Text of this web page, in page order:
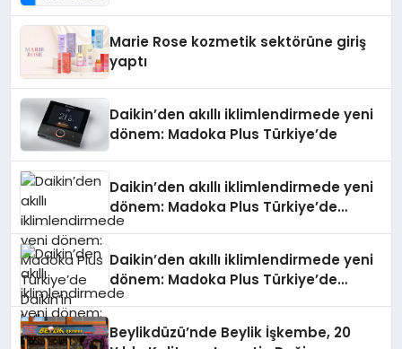
Marie Rose kozmetik sektörüne giriş
yaptı
Daikin’den akıllı iklimlendirmede yeni
dönem: Madoka Plus Türkiye’de
Daikin’den akıllı iklimlendirmede yeni
dönem: Madoka Plus Türkiye’de
Daikin’in kullanıcı dostu tasarımıyla
teknolojilerle donatılmış son modeli
VRV kontrol ünitesi Madoka Plus
Türkiye’de satışa sunuldu. Tam
dokunmatik ekranı, mobil uygulama
Daikin’den akıllı iklimlendirmede yeni
dönem: Madoka Plus Türkiye’de
Daikin’in kullanıcı dostu tasarımıyla
teknolojilerle donatılmış son modeli
Beylikdüzü’nde Beylik İşkembe, 20